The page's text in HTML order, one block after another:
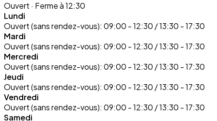
Ouvert · Ferme à 12:30
Lundi
Ouvert (sans rendez-vous): 09:00 - 12:30 / 13:30 - 17:30
Mardi
Ouvert (sans rendez-vous): 09:00 - 12:30 / 13:30 - 17:30
Mercredi
Ouvert (sans rendez-vous): 09:00 - 12:30 / 13:30 - 17:30
Jeudi
Ouvert (sans rendez-vous): 09:00 - 12:30 / 13:30 - 17:30
Vendredi
Ouvert (sans rendez-vous): 09:00 - 12:30 / 13:30 - 17:30
Samedi